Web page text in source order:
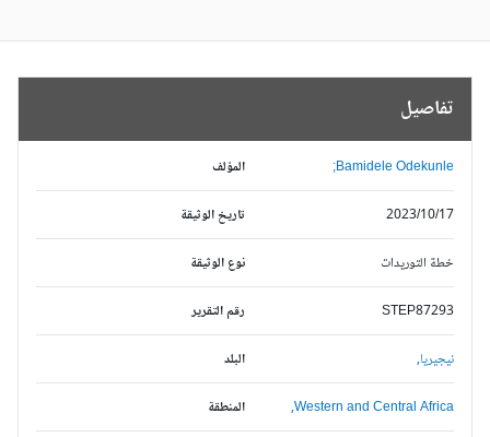
تفاصيل
المؤلف Bamidele Odekunle;
تاريخ الوثيقة 2023/10/17
نوع الوثيقة خطة التوريدات
رقم التقرير STEP87293
البلد نيجيريا,
المنطقة Western and Central Africa,